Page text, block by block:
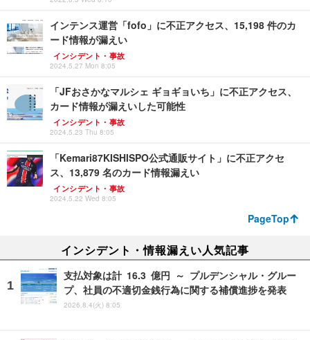
インテンス運営「fofo」に不正アクセス、15,198 件のカ
ード情報が漏えい
インシデント・事故
2024.5.27 Mon 8:05
「JFおさかなマルシェ ギョギョいち」に不正アクセス、
カード情報が漏えいした可能性
インシデント・事故
2024.5.23 Thu 8:05
「Kemari87KISHISPO公式通販サイト」に不正アクセ
ス、13,879 名のカード情報漏えい
インシデント・事故
2024.5.22 Wed 8:05
PageTop
インシデント・情報漏えい人気記事
支払対象は計 16.3 億円 ～ プルデンシャル・グルー
プ、社員の不適切金銭行為に関する補償進捗を発表
2026.8.4(火) 8:05